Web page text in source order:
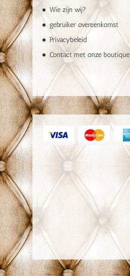
Wie zijn wij?
gebruiker overeenkomst
Privacybeleid
Contact met onze boutique